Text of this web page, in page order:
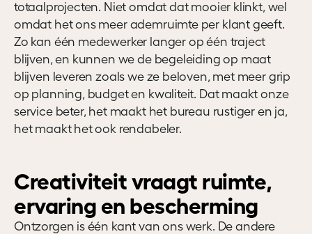
totaalprojecten. Niet omdat dat mooier klinkt, wel
omdat het ons meer ademruimte per klant geeft.
Zo kan één medewerker langer op één traject
blijven, en kunnen we de begeleiding op maat
blijven leveren zoals we ze beloven, met meer grip
op planning, budget en kwaliteit. Dat maakt onze
service beter, het maakt het bureau rustiger en ja,
het maakt het ook rendabeler.
Creativiteit vraagt ruimte,
ervaring en bescherming
Ontzorgen is één kant van ons werk. De andere